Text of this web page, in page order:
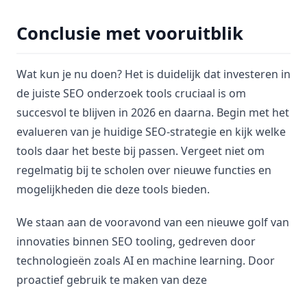
Conclusie met vooruitblik
Wat kun je nu doen? Het is duidelijk dat investeren in
de juiste SEO onderzoek tools cruciaal is om
succesvol te blijven in 2026 en daarna. Begin met het
evalueren van je huidige SEO-strategie en kijk welke
tools daar het beste bij passen. Vergeet niet om
regelmatig bij te scholen over nieuwe functies en
mogelijkheden die deze tools bieden.
We staan aan de vooravond van een nieuwe golf van
innovaties binnen SEO tooling, gedreven door
technologieën zoals AI en machine learning. Door
proactief gebruik te maken van deze